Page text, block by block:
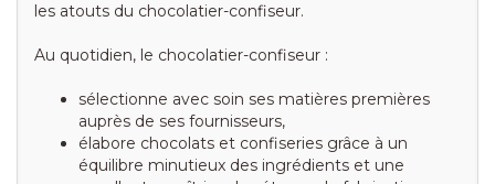
les atouts du chocolatier-confiseur.
Au quotidien, le chocolatier-confiseur :
sélectionne avec soin ses matières premières
auprès de ses fournisseurs,
élabore chocolats et confiseries grâce à un
équilibre minutieux des ingrédients et une